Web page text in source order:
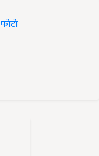
फोटो